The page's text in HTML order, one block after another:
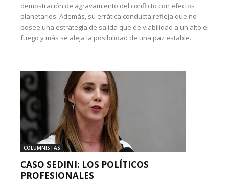
demostración de agravamiento del conflicto con efectos
planetarios. Además, su errática conducta refleja que no
posee una estrategia de salida que de viabilidad a un alto el
fuego y más se aleja la posibilidad de una paz estable.
COLUMNISTAS
CASO SEDINI: LOS POLÍTICOS
PROFESIONALES